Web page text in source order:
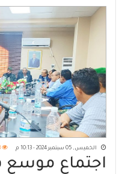
الخميس, 05 سبتمبر 2024 - 10:13 م
اجتماع موسع